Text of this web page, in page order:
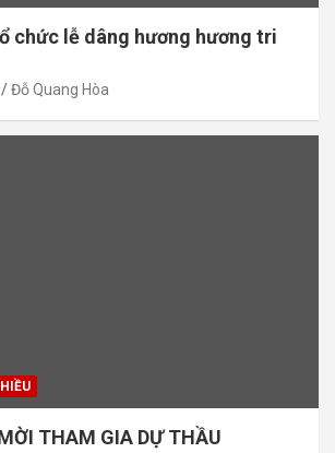
chức lễ dâng hương hương tri
Đỗ Quang Hòa
THAM GIA DỰ THẦU